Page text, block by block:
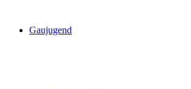
Gaujugend